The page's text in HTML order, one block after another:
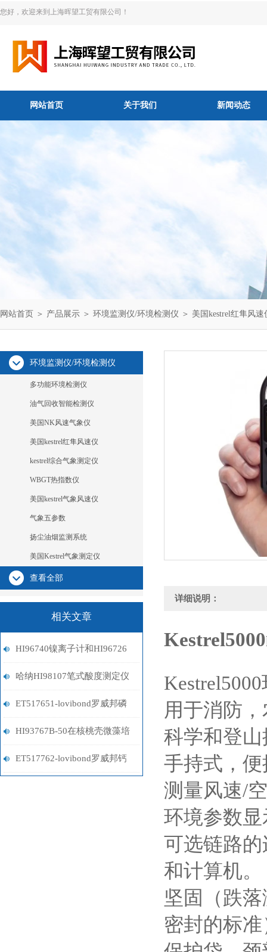
您好，欢迎来到上海晖望工贸有限公司！
网站首页 关于我们 新闻动态
网站首页 ＞ 产品展示 ＞ 环境监测仪/环境检测仪 ＞ 美国kestrel红隼风速
环境监测仪/环境检测仪
多功能环境检测仪
油气回收智能检测仪
美国NK风速气象仪
美国kestrel红隼风速仪
kestrel综合气象测定仪
WBGT热指数仪
美国kestrel气象风速仪
气象五参数
扬尘油烟监测系统
美国Kestrel气象测定仪
查看全部
相关文章
HI96740镍离子计和HI96726
镍离子计选型指南
哈纳HI98107笔式酸度测定仪
ET517651-lovibond罗威邦磷
酸盐试剂
HI93767B-50在核桃壳微藻培
养基中N利用率检测应用
ET517762-lovibond罗威邦钙
详细说明：
Kestrel5000
Kestrel5000
用于消防
科学和登
手持式，
测量风速/
环境参数
可选链路
和计算机。
坚固（跌
密封的标